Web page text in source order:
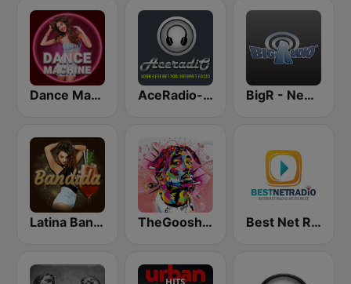
Dance Machine AceRadio-Classic RnB BigR - New R&B Hits
Latina Bandida! TheGoosh Radio - R&B Best Net Radio - R&B